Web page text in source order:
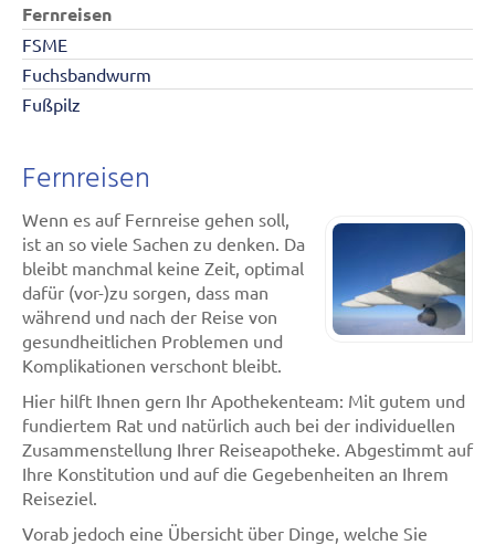
Fernreisen
FSME
Fuchsbandwurm
Fußpilz
Fernreisen
Wenn es auf Fernreise gehen soll,
ist an so viele Sachen zu denken. Da
bleibt manchmal keine Zeit, optimal
dafür (vor-)zu sorgen, dass man
während und nach der Reise von
gesundheitlichen Problemen und
Komplikationen verschont bleibt.
Hier hilft Ihnen gern Ihr Apothekenteam: Mit gutem und
fundiertem Rat und natürlich auch bei der individuellen
Zusammenstellung Ihrer Reiseapotheke. Abgestimmt auf
Ihre Konstitution und auf die Gegebenheiten an Ihrem
Reiseziel.
Vorab jedoch eine Übersicht über Dinge, welche Sie